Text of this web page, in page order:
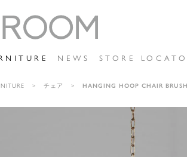
NEWS STORE
チェア HANGING HOOP CHAIR